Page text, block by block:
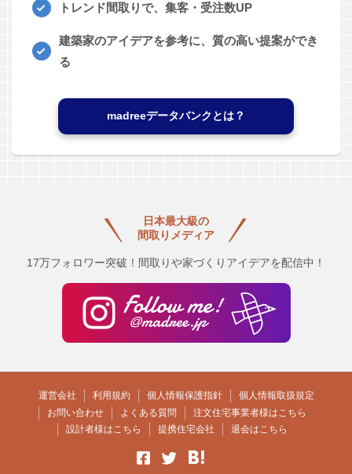
トレンド間取りで、集客・受注数UP
建築家のアイデアを参考に、質の高い提案ができ
る
madreeデータバンクとは？
日本最大級の
間取りメディア
17万フォロワー突破！間取りや家づくりアイデアを配信中！
運営会社 利用規約 個人情報保護指針
個人情報取扱規定
お問い合わせ
よくある質問
注文住宅事業者様はこちら
設計者様はこちら
提携住宅会社 退会はこちら